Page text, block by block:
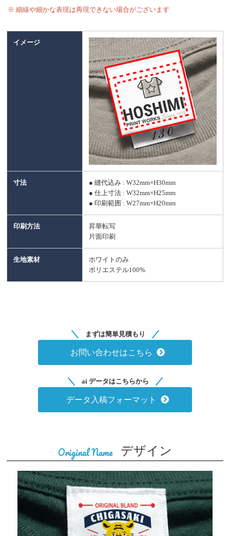
※ 細線や細かな表現は再現できない場合がございます
イメージ
寸法
● 縫代込み : W32mm×H30mm
● 仕上寸法 : W32mm×H25mm
● 印刷範囲 : W27mm×H20mm
印刷方法
昇華転写
片面印刷
生地素材
ホワイトのみ
ポリエステル100%
まずは簡単見積もり
お問い合わせはこちら
ai データはこちらから
データ入稿フォーマット
Original Name デザイン